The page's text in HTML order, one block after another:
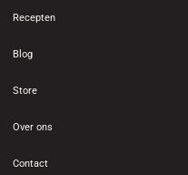
Recepten
Blog
Store
Over ons
Contact